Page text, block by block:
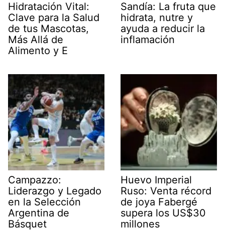
Hidratación Vital:
Clave para la Salud
de tus Mascotas,
Más Allá de
Alimento y E
Sandía: La fruta que
hidrata, nutre y
ayuda a reducir la
inflamación
Campazzo:
Liderazgo y Legado
en la Selección
Argentina de
Básquet
Huevo Imperial
Ruso: Venta récord
de joya Fabergé
supera los US$30
millones